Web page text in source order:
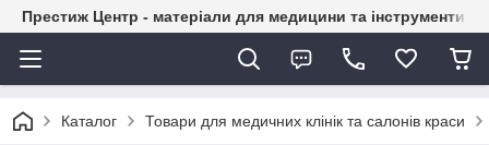
Престиж Центр - матеріали для медицини та інструменти
Каталог Товари для медичних клінік та салонів краси